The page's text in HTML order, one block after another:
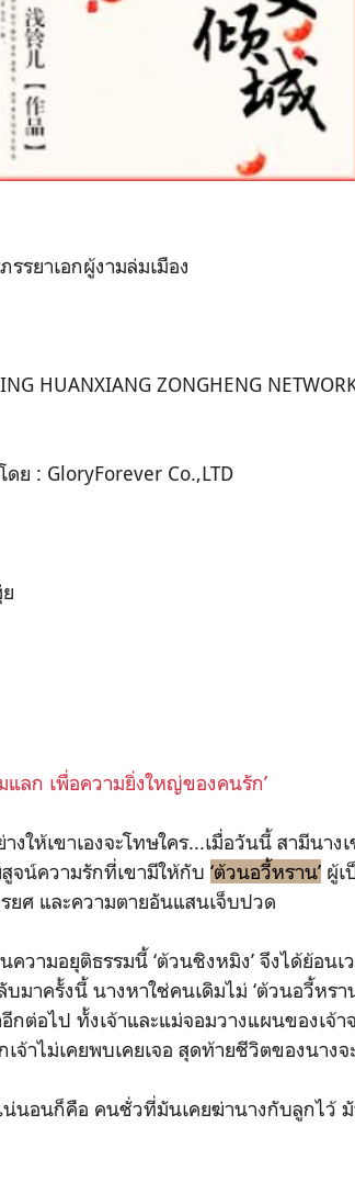
รยาเอกผู้งามล่มเมือง
HUANXIANG ZONGHENG NETWORK
: GloryForever Co.,LTD
แลก เพื่อความยิ่งใหญ่ของคนรัก’
งให้เขาเองจะโทษใคร...เมื่อวันนี้ สามีนาง
จน์ความรักที่เขามีให้กับ ‘ต้วนอวี้หราน’ ผู้เ
ศ และความตายอันแสนเจ็บปวด
วามอยุติธรรมนี้ ‘ต้วนชิงหมิง’ จึงได้ย้อนเ
าครั้งนี้ นางหาใช่คนเดิมไม่ ‘ต้วนอวี้หรา
กต่อไป ทั้งเจ้าและแม่จอมวางแผนของเจ้า
จ้าไม่เคยพบเคยเจอ สุดท้ายชีวิตของนาง
น่นอนก็คือ คนชั่วที่มันเคยฆ่านางกับลูกไว้